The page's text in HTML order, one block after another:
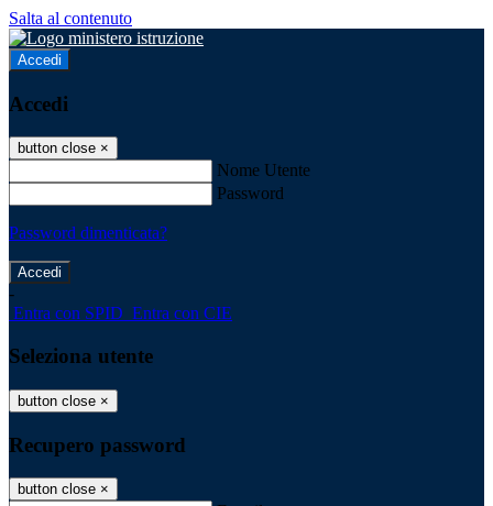
Salta al contenuto
Accedi
Accedi
button close ×
Nome Utente
Password
Password dimenticata?
-
Entra con SPID Entra con CIE
Seleziona utente
button close ×
Recupero password
button close ×